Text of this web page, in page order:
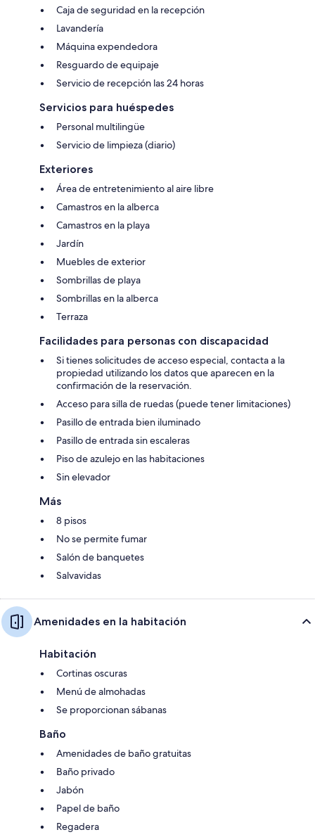
Caja de seguridad en la recepción
Lavandería
Máquina expendedora
Resguardo de equipaje
Servicio de recepción las 24 horas
Servicios para huéspedes
Personal multilingüe
Servicio de limpieza (diario)
Exteriores
Área de entretenimiento al aire libre
Camastros en la alberca
Camastros en la playa
Jardín
Muebles de exterior
Sombrillas de playa
Sombrillas en la alberca
Terraza
Facilidades para personas con discapacidad
Si tienes solicitudes de acceso especial, contacta a la
propiedad utilizando los datos que aparecen en la
confirmación de la reservación.
Acceso para silla de ruedas (puede tener limitaciones)
Pasillo de entrada bien iluminado
Pasillo de entrada sin escaleras
Piso de azulejo en las habitaciones
Sin elevador
Más
8 pisos
No se permite fumar
Salón de banquetes
Salvavidas
Amenidades en la habitación
Habitación
Cortinas oscuras
Menú de almohadas
Se proporcionan sábanas
Baño
Amenidades de baño gratuitas
Baño privado
Jabón
Papel de baño
Regadera